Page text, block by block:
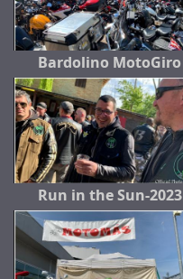
Bardolino MotoGiro
Run in the Sun-2023